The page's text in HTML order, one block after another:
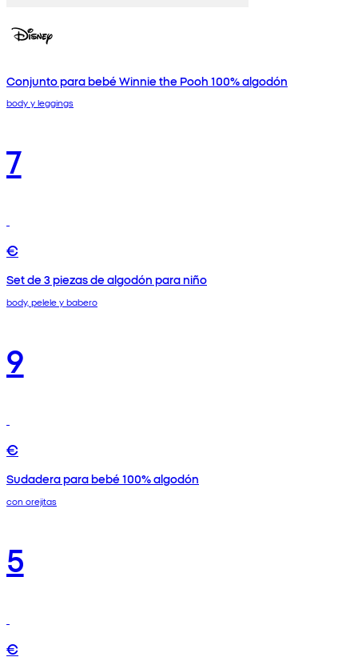
Conjunto para bebé Winnie the Pooh 100% algodón
body y leggings
7
€
Set de 3 piezas de algodón para niño
body, pelele y babero
9
€
Sudadera para bebé 100% algodón
con orejitas
5
€